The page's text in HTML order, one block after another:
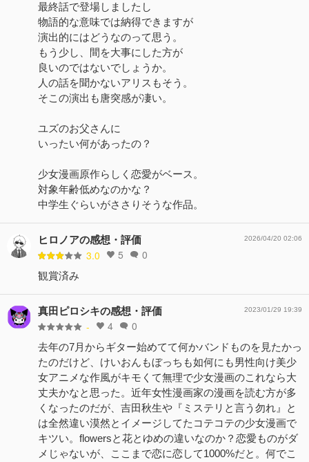
最終話で登場しましたし
物語的な意味では納得できますが
演出的にはどうなのって思う。
もう少し、間を大事にした方が
良いのではないでしょうか。
人の話を聞かないアリスもそう。
そこの演出も唐突感が凄い。
ユズのお父さんに
いったい何があったの？
少女漫画原作らしく恋愛がベース。
対象年齢低めなのかな？
中学生ぐらいがささりそうな作品。
ヒロノアの感想・評価
3.0 5 0
2026/04/20 02:06
観賞済み
真田ピロシキの感想・評価
- 4 0
2023/01/29 19:39
去年の7月からギター始めてて何かバンドものを見たかっ
たのだけど、けいおんもぼっちも如何にも男性向け美少
女アニメな作風がキモくて無理で少女漫画のこれなら大
丈夫かなと思った。近年女性漫画家の漫画を読む方が多
くなったのだが、吉田秋生や『ミステリと言う勿れ』と
は全然違い漠然とイメージしてたコテコテの少女漫画で
キツい。flowersと花とゆめの違いなのか？恋愛ものがダ
メじゃないが、ここまで恋に恋して1000%だと。何でこ